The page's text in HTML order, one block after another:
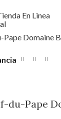
En Linea
du-Pape